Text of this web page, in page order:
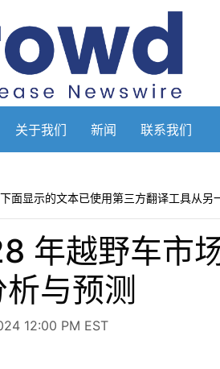
关于我们 新闻 联系我们
面显示的文本已使用第三方翻译工具从另
年越野车市
与预测
12:00 PM EST